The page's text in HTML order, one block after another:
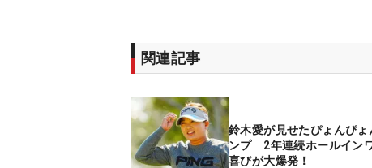
関連記事
鈴木愛が見せたぴょんぴょ
ンプ 2年連続ホールイン
喜びが大爆発！